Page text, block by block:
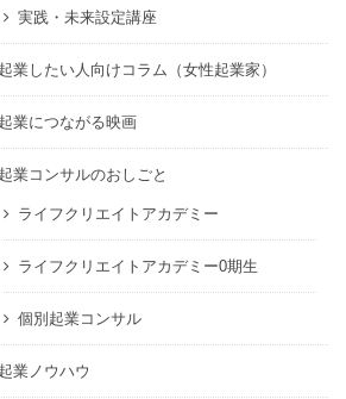
実践・未来設定講座
起業したい人向けコラム（女性起業家）
起業につながる映画
起業コンサルのおしごと
ライフクリエイトアカデミー
ライフクリエイトアカデミー0期生
個別起業コンサル
起業ノウハウ